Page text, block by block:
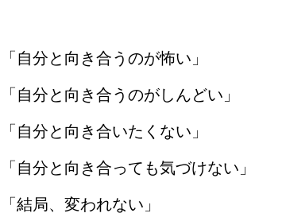
「自分と向き合うのが怖い」
「自分と向き合うのがしんどい」
「自分と向き合いたくない」
「自分と向き合っても気づけない」
「結局、変われない」